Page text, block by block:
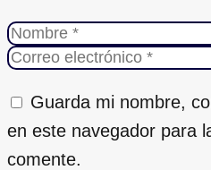
Guarda mi nombre,
en este navegador para
comente.